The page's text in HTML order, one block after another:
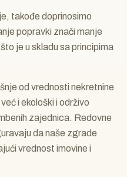
takođe doprinosimo
popravki znači manje
je u skladu sa principima
od vrednosti nekretnine
i ekološki i održivo
zajednica. Redovne
da naše zgrade
vrednost imovine i